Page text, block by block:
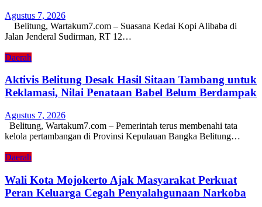
Agustus 7, 2026
Belitung, Wartakum7.com – Suasana Kedai Kopi Alibaba di
Jalan Jenderal Sudirman, RT 12…
Daerah
Aktivis Belitung Desak Hasil Sitaan Tambang untuk
Reklamasi, Nilai Penataan Babel Belum Berdampak
Agustus 7, 2026
Belitung, Wartakum7.com – Pemerintah terus membenahi tata
kelola pertambangan di Provinsi Kepulauan Bangka Belitung…
Daerah
Wali Kota Mojokerto Ajak Masyarakat Perkuat
Peran Keluarga Cegah Penyalahgunaan Narkoba